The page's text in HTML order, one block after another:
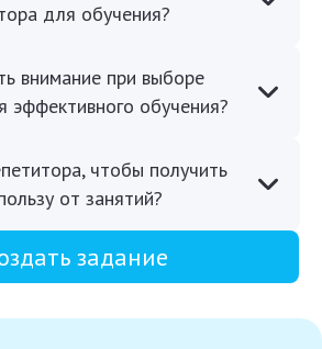
для обучения?
внимание при выборе
эффективного обучения?
чтобы получить
от занятий?
задание